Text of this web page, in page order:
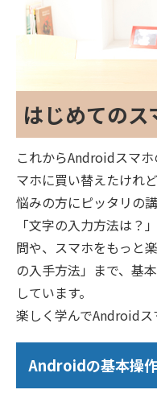
はじめてのス
これからAndroidスマ
マホに買い替えたけれ
悩みの方にピッタリの
「文字の入力方法は？
問や、スマホをもっと
の入手方法」まで、基
しています。
楽しく学んでAndroidス
Androidの基本操